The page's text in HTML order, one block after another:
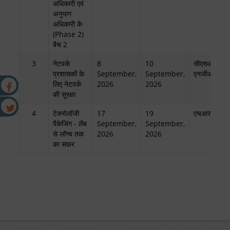
अधिकारी एवं
अनुभाग
अधिकारी के
(Phase 2)
बैच 2
3
नेटवर्क
प्रशासकों के
लिए नेटवर्क
की सुरक्षा
8
September,
2026
10
September,
2026
सीएसआईआर-
एनजीआरआई
4
टेक्नोलॉजी
पैकेजिंग - लैब
से लॉन्च तक
का सफ़र
17
September,
2026
19
September,
2026
एचआरडीसी